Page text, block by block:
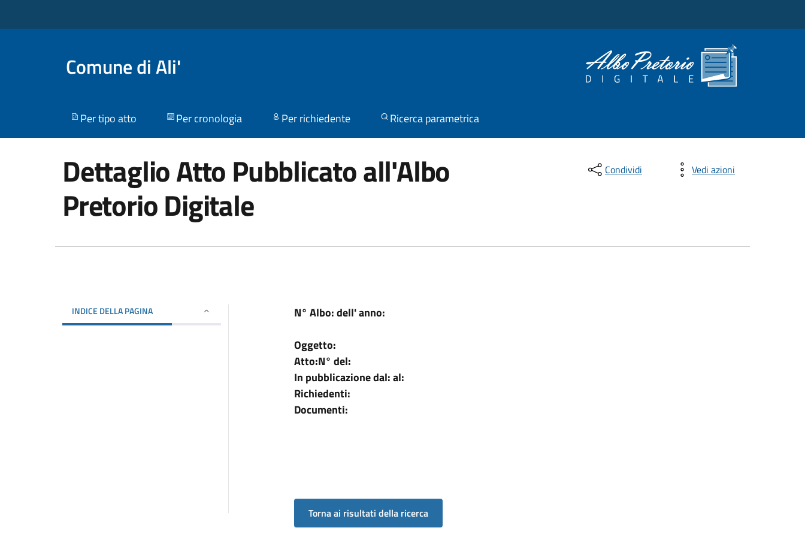
Comune di Ali'
Per tipo atto Per cronologia Per richiedente Ricerca parametrica
Dettaglio Atto Pubblicato all'Albo
Pretorio Digitale
Condividi Vedi azioni
INDICE DELLA PAGINA N° Albo:dell' anno:
Oggetto:
Atto:N° del:
In pubblicazione dal:al:
Richiedenti:
Documenti: